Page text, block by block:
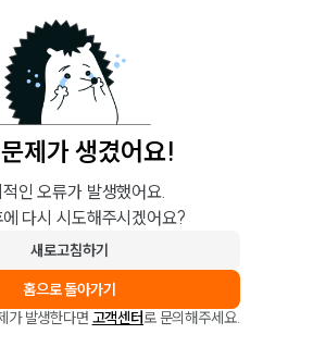
제가 생겼어요!
인 오류가 발생했어요.
다시 시도해주시겠어요?
새로고침하기
홈으로 돌아가기
가 발생한다면 고객센터로 문의해주세요.